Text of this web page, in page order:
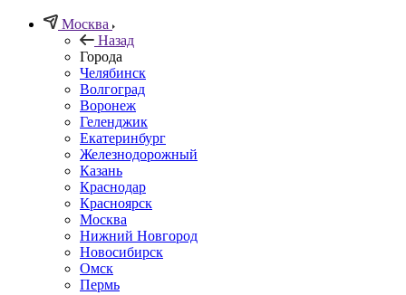
Москва
Назад
Города
Челябинск
Волгоград
Воронеж
Геленджик
Екатеринбург
Железнодорожный
Казань
Краснодар
Красноярск
Москва
Нижний Новгород
Новосибирск
Омск
Пермь